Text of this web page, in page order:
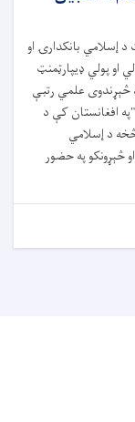
إسلامي بانکدارۍ او
او پولي ډيپارټمنټ
علمي رتبې
افغانستان کې د
د إسلامي
څېړونکو په حضور